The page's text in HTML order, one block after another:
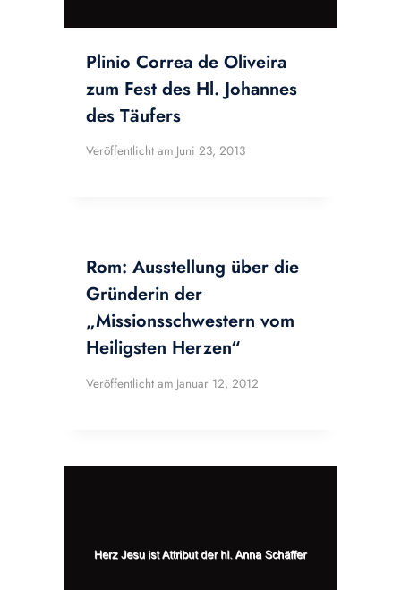
Plinio Correa de Oliveira
zum Fest des Hl. Johannes
des Täufers
Veröffentlicht am Juni 23, 2013
Rom: Ausstellung über die
Gründerin der
„Missionsschwestern vom
Heiligsten Herzen“
Veröffentlicht am Januar 12, 2012